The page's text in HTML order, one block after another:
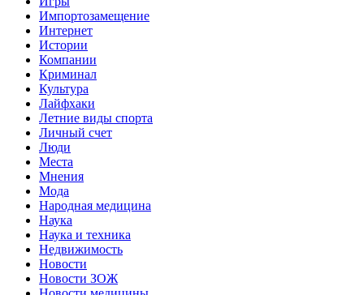
Импортозамещение
Интернет
Истории
Компании
Криминал
Культура
Лайфхаки
Летние виды спорта
Личный счет
Люди
Места
Мнения
Мода
Народная медицина
Наука
Наука и техника
Недвижимость
Новости
Новости ЗОЖ